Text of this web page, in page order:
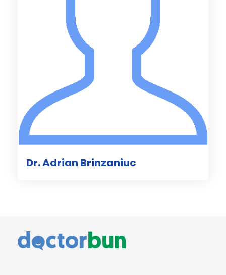
Dr. Adrian Brinzaniuc